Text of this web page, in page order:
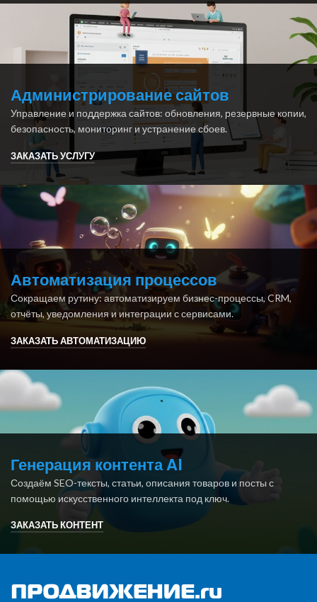
Администрирование сайтов
Управление и поддержка сайтов: обновления, резервные копии,
безопасность, мониторинг и устранение сбоев.
ЗАКАЗАТЬ УСЛУГУ
Автоматизация процессов
Сокращаем рутину: автоматизируем бизнес-процессы, CRM,
отчёты, уведомления и интеграции с сервисами.
ЗАКАЗАТЬ АВТОМАТИЗАЦИЮ
Генерация контента AI
Создаём SEO-тексты, статьи, описания товаров и посты с
помощью искусственного интеллекта под ключ.
ЗАКАЗАТЬ КОНТЕНТ